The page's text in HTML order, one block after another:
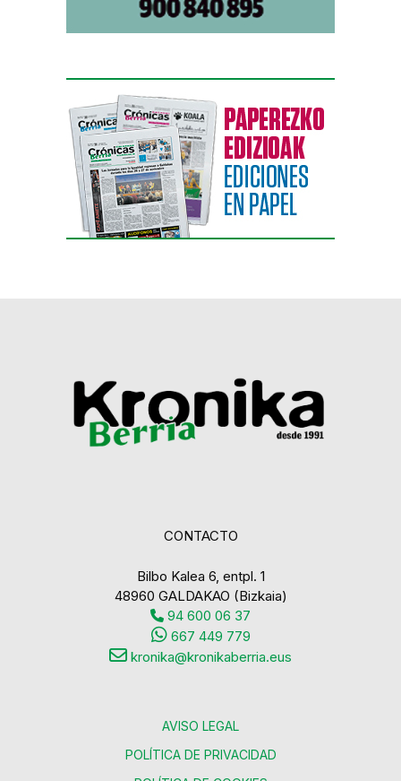
CONTACTO
Bilbo Kalea 6, entpl. 1
48960 GALDAKAO (Bizkaia)
94 600 06 37
667 449 779
kronika@kronikaberria.eus
AVISO LEGAL
POLÍTICA DE PRIVACIDAD